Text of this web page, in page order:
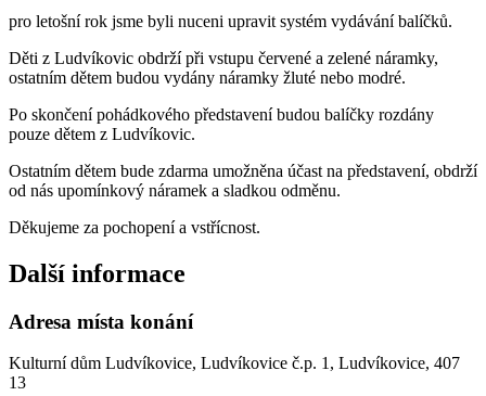
pro letošní rok jsme byli nuceni upravit systém vydávání balíčků.
Děti z Ludvíkovic obdrží při vstupu červené a zelené náramky,
ostatním dětem budou vydány náramky žluté nebo modré.
Po skončení pohádkového představení budou balíčky rozdány
pouze dětem z Ludvíkovic.
Ostatním dětem bude zdarma umožněna účast na představení, obdrží
od nás upomínkový náramek a sladkou odměnu.
Děkujeme za pochopení a vstřícnost.
Další informace
Adresa místa konání
Kulturní dům Ludvíkovice, Ludvíkovice č.p. 1, Ludvíkovice, 407
13